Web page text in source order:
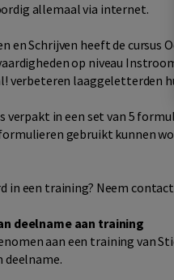
allemaal via internet.
en Schrijven heeft de cursus
op niveau
verbeteren laaggeletterden
verpakt in een set van 5
gebruikt kunnen
in een training? Neem
deelname aan training
aan een training van
deelname.